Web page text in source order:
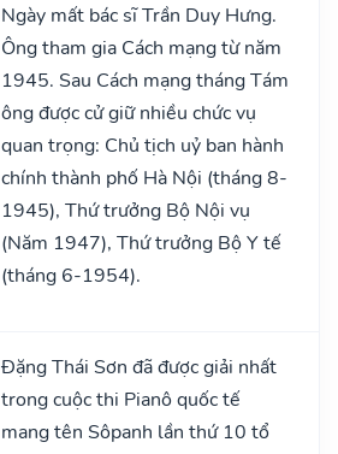
Ngày mất bác sĩ Trần Duy Hưng.
Ông tham gia Cách mạng từ năm
1945. Sau Cách mạng tháng Tám
ông được cử giữ nhiều chức vụ
quan trọng: Chủ tịch uỷ ban hành
chính thành phố Hà Nội (tháng 8-
1945), Thứ trưởng Bộ Nội vụ
(Năm 1947), Thứ trưởng Bộ Y tế
(tháng 6-1954).
Đặng Thái Sơn đã được giải nhất
trong cuộc thi Pianô quốc tế
mang tên Sôpanh lần thứ 10 tổ